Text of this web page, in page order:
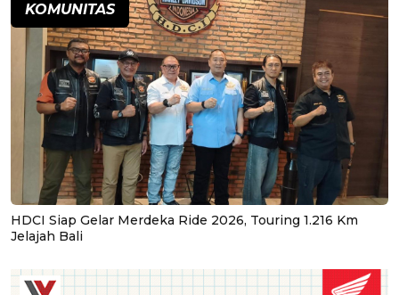
KOMUNITAS
HDCI Siap Gelar Merdeka Ride 2026, Touring 1.216 Km
Jelajah Bali